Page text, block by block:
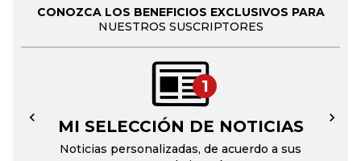
CONOZCA LOS BENEFICIOS EXCLUSIVOS PARA
NUESTROS SUSCRIPTORES
1
MI SELECCIÓN DE NOTICIAS
Noticias personalizadas, de acuerdo a sus
← →